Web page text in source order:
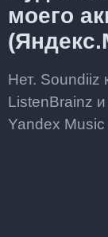
моего
Нет. Soundiiz
ListenBrainz
Yandex